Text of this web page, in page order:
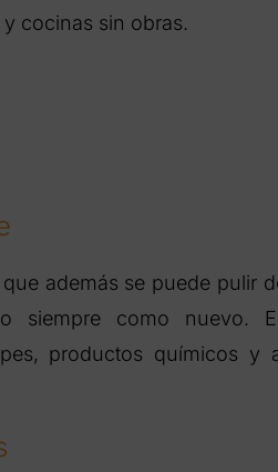
cocinas sin obras.
además se puede pulir
siempre como nuevo.
productos químicos y